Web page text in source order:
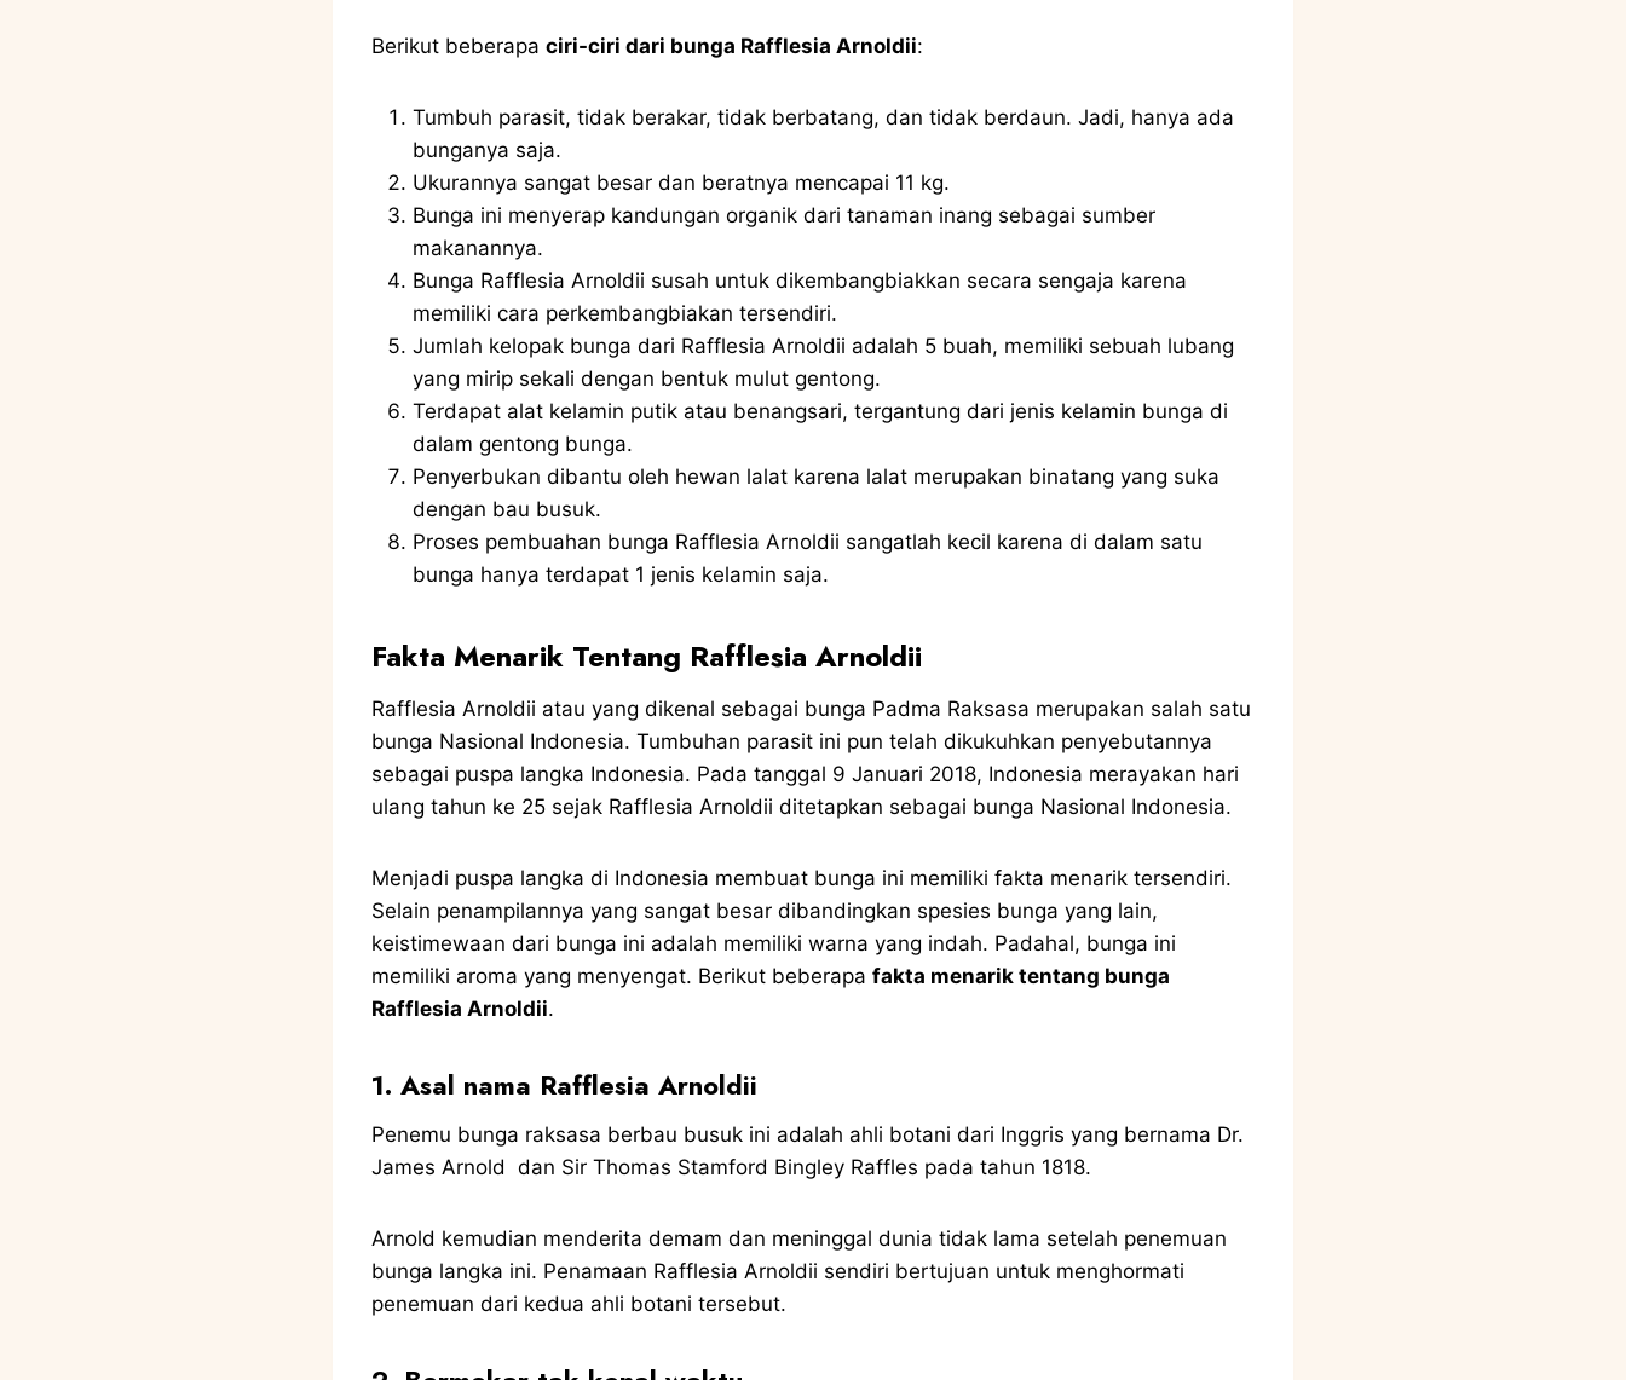
Berikut beberapa ciri-ciri dari bunga Rafflesia Arnoldii:
Tumbuh parasit, tidak berakar, tidak berbatang, dan tidak berdaun. Jadi, hanya ada
bunganya saja.
Ukurannya sangat besar dan beratnya mencapai 11 kg.
Bunga ini menyerap kandungan organik dari tanaman inang sebagai sumber
makanannya.
Bunga Rafflesia Arnoldii susah untuk dikembangbiakkan secara sengaja karena
memiliki cara perkembangbiakan tersendiri.
Jumlah kelopak bunga dari Rafflesia Arnoldii adalah 5 buah, memiliki sebuah lubang
yang mirip sekali dengan bentuk mulut gentong.
Terdapat alat kelamin putik atau benangsari, tergantung dari jenis kelamin bunga di
dalam gentong bunga.
Penyerbukan dibantu oleh hewan lalat karena lalat merupakan binatang yang suka
dengan bau busuk.
Proses pembuahan bunga Rafflesia Arnoldii sangatlah kecil karena di dalam satu
bunga hanya terdapat 1 jenis kelamin saja.
Fakta Menarik Tentang Rafflesia Arnoldii
Rafflesia Arnoldii atau yang dikenal sebagai bunga Padma Raksasa merupakan salah satu
bunga Nasional Indonesia. Tumbuhan parasit ini pun telah dikukuhkan penyebutannya
sebagai puspa langka Indonesia. Pada tanggal 9 Januari 2018, Indonesia merayakan hari
ulang tahun ke 25 sejak Rafflesia Arnoldii ditetapkan sebagai bunga Nasional Indonesia.
Menjadi puspa langka di Indonesia membuat bunga ini memiliki fakta menarik tersendiri.
Selain penampilannya yang sangat besar dibandingkan spesies bunga yang lain,
keistimewaan dari bunga ini adalah memiliki warna yang indah. Padahal, bunga ini
memiliki aroma yang menyengat. Berikut beberapa fakta menarik tentang bunga
Rafflesia Arnoldii.
1. Asal nama Rafflesia Arnoldii
Penemu bunga raksasa berbau busuk ini adalah ahli botani dari Inggris yang bernama Dr.
James Arnold dan Sir Thomas Stamford Bingley Raffles pada tahun 1818.
Arnold kemudian menderita demam dan meninggal dunia tidak lama setelah penemuan
bunga langka ini. Penamaan Rafflesia Arnoldii sendiri bertujuan untuk menghormati
penemuan dari kedua ahli botani tersebut.